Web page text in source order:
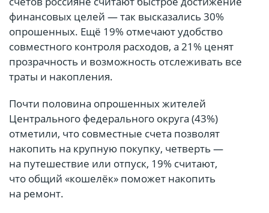
финансовых целей — так высказались 30%
опрошенных. Ещё 19% отмечают удобство
совместного контроля расходов, а 21% ценят
прозрачность и возможность отслеживать все
траты и накопления.
Почти половина опрошенных жителей
Центрального федерального округа (43%)
отметили, что совместные счета позволят
накопить на крупную покупку, четверть —
на путешествие или отпуск, 19% считают,
что общий «кошелёк» поможет накопить
на ремонт.